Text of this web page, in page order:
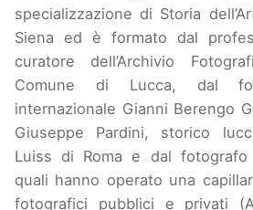
specializzazione di Storia
Siena ed è formato dal
curatore dell’Archivio
Comune di Lucca, dal
internazionale Gianni Berengo
Giuseppe Pardini, storico
Luiss di Roma e dal fotografo
quali hanno operato una
fotografici pubblici e privati